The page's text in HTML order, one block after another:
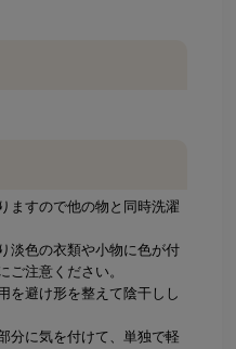
ますので他の物と同時洗濯
淡色の衣類や小物に色が付
ご注意ください。
を避け形を整えて陰干しし
分に気を付けて、単独で軽